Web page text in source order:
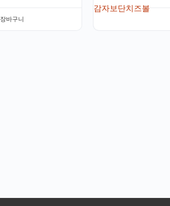
장바구니
감자보단치즈볼